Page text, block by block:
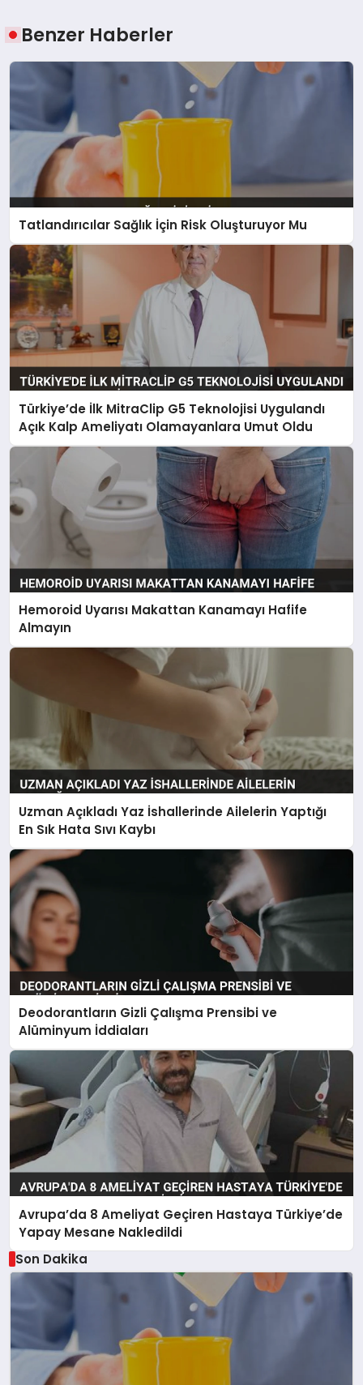
Benzer Haberler
Tatlandırıcılar Sağlık İçin Risk Oluşturuyor Mu
Türkiye’de İlk MitraClip G5 Teknolojisi Uygulandı
Açık Kalp Ameliyatı Olamayanlara Umut Oldu
Hemoroid Uyarısı Makattan Kanamayı Hafife
Almayın
Uzman Açıkladı Yaz İshallerinde Ailelerin Yaptığı
En Sık Hata Sıvı Kaybı
Deodorantların Gizli Çalışma Prensibi ve
Alüminyum İddiaları
Avrupa’da 8 Ameliyat Geçiren Hastaya Türkiye’de
Yapay Mesane Nakledildi
Son Dakika